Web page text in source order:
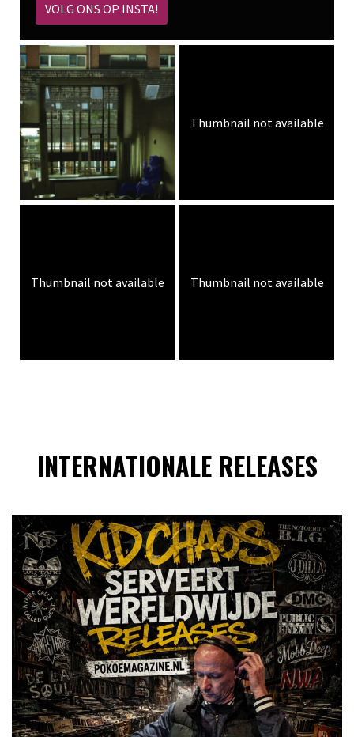
VOLG ONS OP INSTA!
Thumbnail not available
Thumbnail not available Thumbnail not available
INTERNATIONALE RELEASES